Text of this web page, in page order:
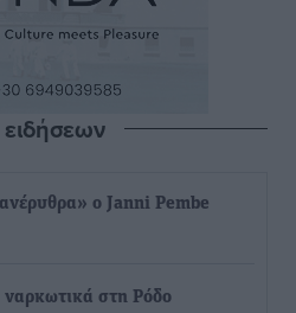
ο Janni Pembe
στη Ρόδο